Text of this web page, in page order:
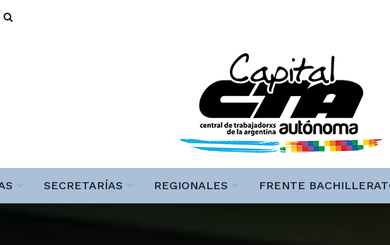
SECRETARÍAS REGIONALES FRENTE